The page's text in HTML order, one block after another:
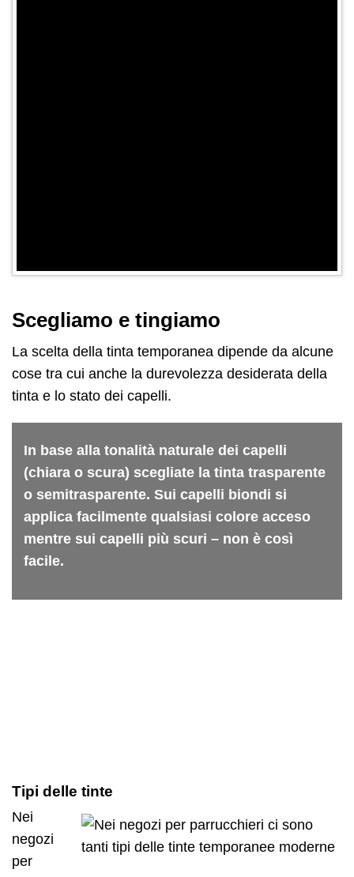
Scegliamo e tingiamo
La scelta della tinta temporanea dipende da alcune
cose tra cui anche la durevolezza desiderata della
tinta e lo stato dei capelli.
In base alla tonalità naturale dei capelli
(chiara o scura) scegliate la tinta trasparente
o semitrasparente. Sui capelli biondi si
applica facilmente qualsiasi colore acceso
mentre sui capelli più scuri – non è così
facile.
Tipi delle tinte
Nei
negozi
per